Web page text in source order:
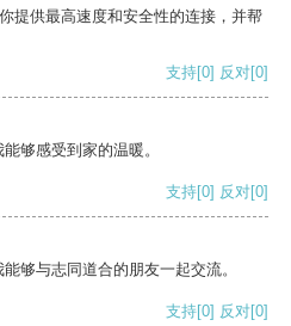
提供最高速度和安全性的连接，并帮
支持[0] 反对[0]
够感受到家的温暖。
支持[0] 反对[0]
够与志同道合的朋友一起交流。
支持[0] 反对[0]